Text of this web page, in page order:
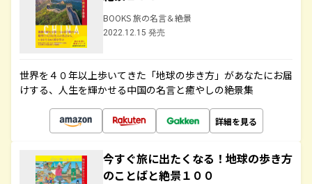
BOOKS 旅の名言＆絶景
2022.12.15 発売
世界を４０年以上歩いてきた「地球の歩き方」があなたにお届
けする、人生を輝かせる中国の名言と癒やしの絶景集
詳細を見る
今すぐ旅に出たくなる！地球の歩き方
のことばと絶景１００